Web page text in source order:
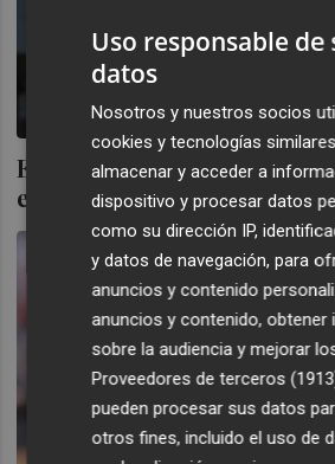
El nuevo Barça de Flick y
el Gamper
Uso responsable de
datos
Nosotros y nuestros socios
cookies y tecnologías
almacenar y acceder a
dispositivo y procesar datos
como su dirección IP,
y datos de navegación, para
anuncios y contenido
anuncios y contenido, obtener
sobre la audiencia y mejorar
Proveedores de terceros
pueden procesar sus datos
otros fines, incluido el uso de